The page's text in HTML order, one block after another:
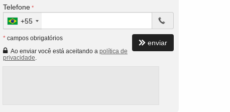
Telefone
+55
* campos obrigatórios
Ao enviar você está aceitando a política de
privacidade.
enviar